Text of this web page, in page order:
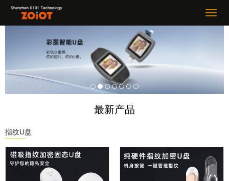
最新产品
指纹U盘